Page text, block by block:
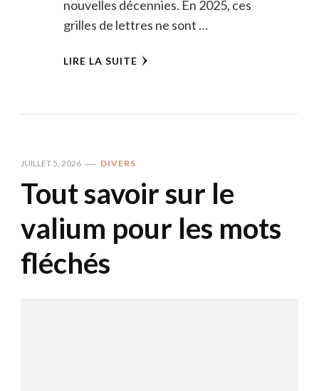
nouvelles décennies. En 2025, ces
grilles de lettres ne sont …
LIRE LA SUITE
JUILLET 5, 2026 DIVERS
Tout savoir sur le
valium pour les mots
fléchés